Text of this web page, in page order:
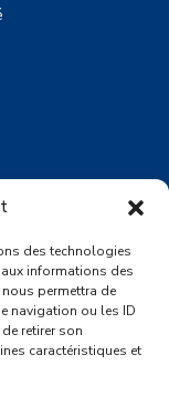
des technologies
informations des
permettra de
navigation ou les ID
retirer son
caractéristiques et